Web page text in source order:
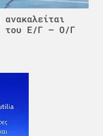
του Ε/Γ – Ο/Γ